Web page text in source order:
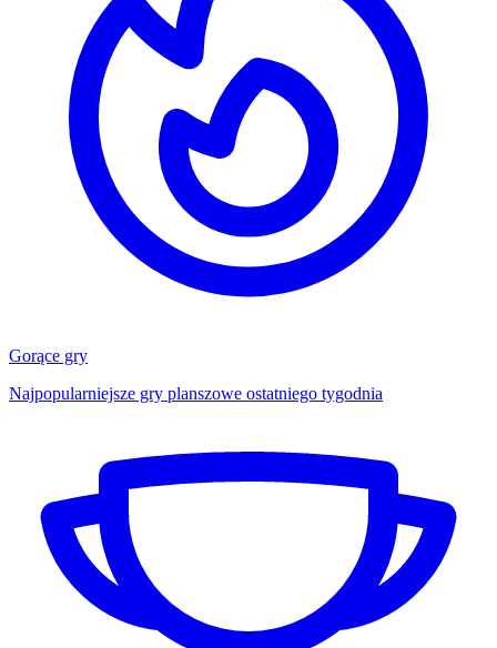
Gorące gry
Najpopularniejsze gry planszowe ostatniego tygodnia